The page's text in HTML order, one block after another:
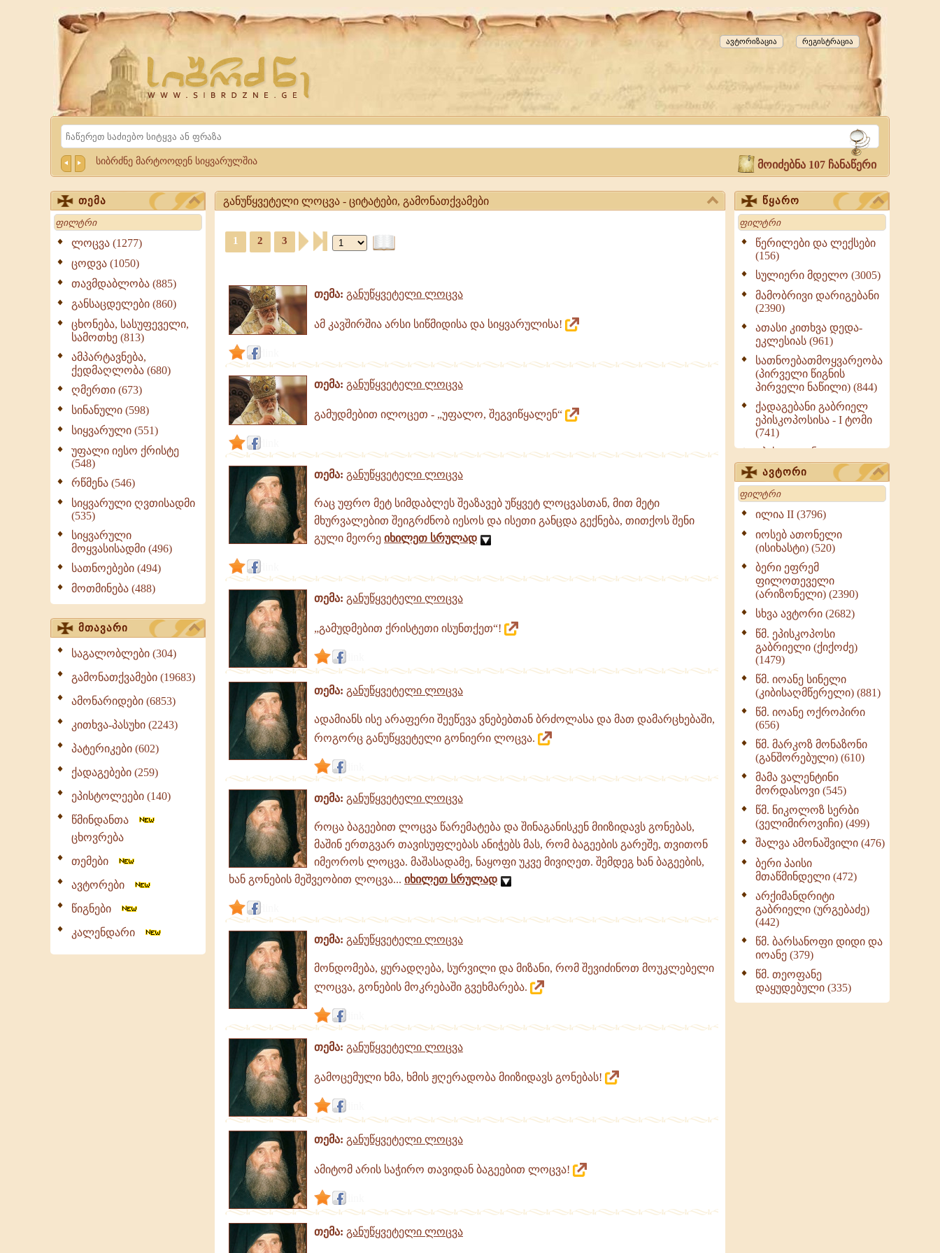
Website
Sibrdzne.ge
რეგისტრაცია
ავტორიზაცია
Search
სიბრძნე მარტოოდენ სიყვარულშია
მოიძებნა 107 ჩანაწერი
თემა
Search
ლოცვა (1277)
ცოდვა (1050)
თავმდაბლობა (885)
განსაცდელები (860)
ცხონება, სასუფეველი,
სამოთხე (813)
ამპარტავნება,
ქედმაღლობა (680)
ღმერთი (673)
სინანული (598)
სიყვარული (551)
უფალი იესო ქრისტე
(548)
რწმენა (546)
სიყვარული ღვთისადმი
(535)
სიყვარული
მოყვასისადმი (496)
სათნოებები (494)
მოთმინება (488)
მთავარი
საგალობლები (304)
გამონათქვამები (19683)
ამონარიდები (6853)
კითხვა-პასუხი (2243)
პატერიკები (602)
ქადაგებები (259)
ეპისტოლეები (140)
წმინდანთა
ცხოვრება
თემები
ავტორები
წიგნები
კალენდარი
განუწყვეტელი ლოცვა - ციტატები, გამონათქვამები
ლოცვა
განუწყვეტელი
ლოცვა,
გამონათქვამები,
ციტატები
გამონათქვამები
1 2 3
თემა: განუწყვეტელი ლოცვა
ამ კავშირშია არსი სიწმიდისა და სიყვარულისა!
თემა: განუწყვეტელი ლოცვა
გამუდმებით ილოცეთ - „უფალო, შეგვიწყალენ“
თემა: განუწყვეტელი ლოცვა
რაც უფრო მეტ სიმდაბლეს შეაზავებ უწყვეტ ლოცვასთან, მით მეტი
მხურვალებით შეიგრძნობ იესოს და ისეთი განცდა გექნება, თითქოს შენი
გული მეორე იხილეთ სრულად
თემა: განუწყვეტელი ლოცვა
„გამუდმებით ქრისტეთი ისუნთქეთ“!
თემა: განუწყვეტელი ლოცვა
ადამიანს ისე არაფერი შეეწევა ვნებებთან ბრძოლასა და მათ დამარცხებაში,
როგორც განუწყვეტელი გონიერი ლოცვა.
თემა: განუწყვეტელი ლოცვა
როცა ბაგეებით ლოცვა წარემატება და შინაგანისკენ მიიზიდავს გონებას,
მაშინ ერთგვარ თავისუფლებას ანიჭებს მას, რომ ბაგეების გარეშე, თვითონ
იმეოროს ლოცვა. მაშასადამე, ნაყოფი უკვე მივიღეთ. შემდეგ ხან ბაგეების,
ხან გონების მეშვეობით ლოცვა... იხილეთ სრულად
თემა: განუწყვეტელი ლოცვა
მონდომება, ყურადღება, სურვილი და მიზანი, რომ შევიძინოთ მოუკლებელი
ლოცვა, გონების მოკრებაში გვეხმარება.
თემა: განუწყვეტელი ლოცვა
გამოცემული ხმა, ხმის ჟღერადობა მიიზიდავს გონებას!
თემა: განუწყვეტელი ლოცვა
ამიტომ არის საჭირო თავიდან ბაგეებით ლოცვა!
თემა: განუწყვეტელი ლოცვა
წყარო
Search
წერილები და ლექსები
(156)
სულიერი მდელო (3005)
მამობრივი დარიგებანი
(2390)
ათასი კითხვა დედა-
ეკლესიას (961)
სათნოებათმოყვარეობა
(პირველი წიგნის
პირველი ნაწილი) (844)
ქადაგებანი გაბრიელ
ეპისკოპოსისა - I ტომი
(741)
ეპისტოლენი,
ქადაგებანი, სიტყვანი
(ნაწილი III) (723)
მოძღვრის ძალზე
სასარგებლო რჩევები
მრევლისათვის (545)
Wisdomge (514)
ქადაგებანი გაბრიელ
ეპისკოპოსისა - II ტომი
(370)
სულიერი ცხოვრების
სახელმძღვანელო -
ნაწილი II (369)
ღმერთი და ადამიანები
(287)
ბერის დიადემა (278)
მონაზვნური
გამოცდილების
ოთხი ასეული თავი
სიყვარულის შესახებ
(259)
ავტორი
Search
ილია II (3796)
იოსებ ათონელი
(ისიხასტი) (520)
ბერი ეფრემ
ფილოთეველი
(არიზონელი) (2390)
სხვა ავტორი (2682)
წმ. ეპისკოპოსი
გაბრიელი (ქიქოძე)
(1479)
წმ. იოანე სინელი
(კიბისაღმწერელი) (881)
წმ. იოანე ოქროპირი
(656)
წმ. მარკოზ მონაზონი
(განშორებული) (610)
მამა ვალენტინი
მორდასოვი (545)
წმ. ნიკოლოზ სერბი
(ველიმიროვიჩი) (499)
შალვა ამონაშვილი (476)
ბერი პაისი
მთაწმინდელი (472)
არქიმანდრიტი
გაბრიელი (ურგებაძე)
(442)
წმ. ბარსანოფი დიდი და
იოანე (379)
წმ. თეოფანე
დაყუდებული (335)